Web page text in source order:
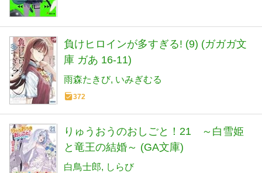
負けヒロインが多すぎる! (9) (ガガガ文
庫 ガあ 16-11)
雨森たきび いみぎむる
372
りゅうおうのおしごと！21 ～白雪姫
と竜王の結婚～ (GA文庫)
白鳥士郎 しらび